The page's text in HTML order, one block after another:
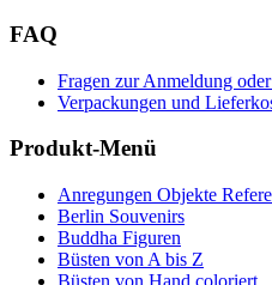
FAQ
Fragen zur Anmeldung
Verpackungen und
Produkt-Menü
Anregungen Objekte
Berlin Souvenirs
Buddha Figuren
Büsten von A bis Z
Büsten von Hand coloriert